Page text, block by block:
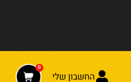
החשבון שלי
0